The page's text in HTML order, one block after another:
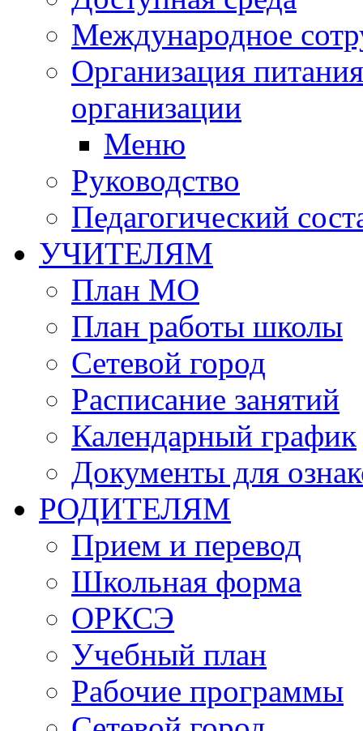
Международное
Организация
организации
Меню
Руководство
Педагогический
УЧИТЕЛЯМ
План МО
План работы школы
Сетевой город
Расписание занятий
Календарный график
Документы для
РОДИТЕЛЯМ
Прием и перевод
Школьная форма
ОРКСЭ
Учебный план
Рабочие программы